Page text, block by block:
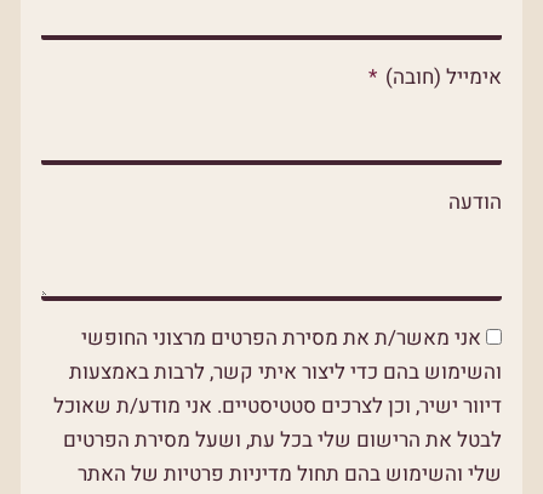
k
e
p
אימייל (חובה)
הודעה
אני מאשר/ת את מסירת הפרטים מרצוני החופשי
והשימוש בהם כדי ליצור איתי קשר, לרבות באמצעות
דיוור ישיר, וכן לצרכים סטטיסטיים. אני מודע/ת שאוכל
לבטל את הרישום שלי בכל עת, ושעל מסירת הפרטים
שלי והשימוש בהם תחול מדיניות פרטיות של האתר